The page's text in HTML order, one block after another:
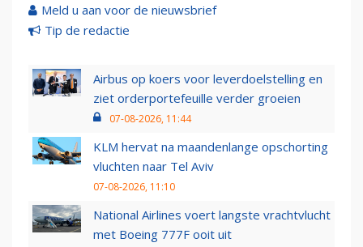
Meld u aan voor de nieuwsbrief
Tip de redactie
Airbus op koers voor leverdoelstelling en
ziet orderportefeuille verder groeien
07-08-2026, 11:44
KLM hervat na maandenlange opschorting
vluchten naar Tel Aviv
07-08-2026, 11:10
National Airlines voert langste vrachtvlucht
met Boeing 777F ooit uit